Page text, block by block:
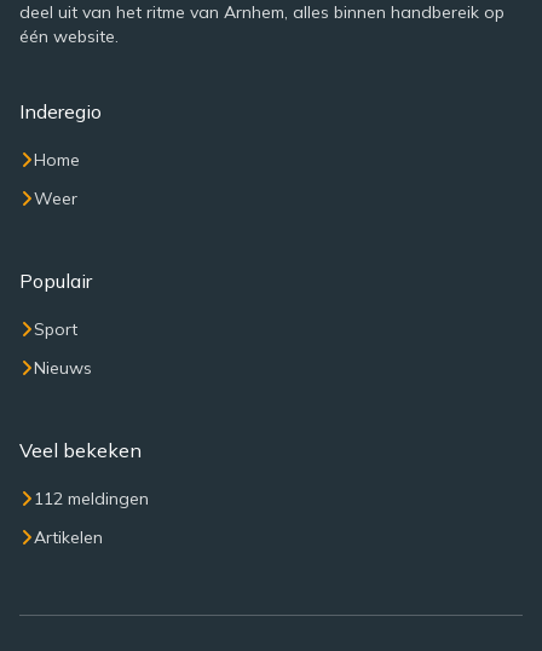
deel uit van het ritme van Arnhem, alles binnen handbereik op
één website.
Inderegio
Home
Weer
Populair
Sport
Nieuws
Veel bekeken
112 meldingen
Artikelen